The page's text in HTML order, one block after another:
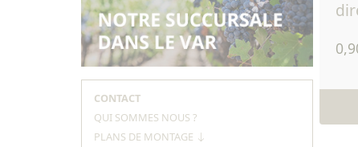
CONTACT
QUI SOMMES NOUS ?
PLANS DE MONTAGE